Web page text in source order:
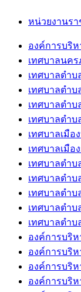
หน่วยงานรา
องค์การบริ
เทศบาลนคร
เทศบาลตำบ
เทศบาลตำ
เทศบาลตำ
เทศบาลตำบ
เทศบาลเมือ
เทศบาลเมือ
เทศบาลตำบ
เทศบาลตำบ
เทศบาลตำบ
เทศบาลตำบ
เทศบาลตำบ
องค์การบริ
องค์การบริ
องค์การบริ
องค์การบริห